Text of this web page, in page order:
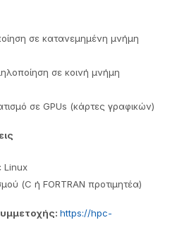
σε κατανεμημένη μνήμη
σε κοινή μνήμη
σε GPUs (κάρτες γραφικών)
Linux
(C ή FORTRAN προτιμητέα)
https://hpc-